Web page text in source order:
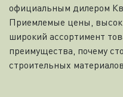
официальным дилером
Приемлемые цены,
широкий ассортимент
преимущества, почему
строительных